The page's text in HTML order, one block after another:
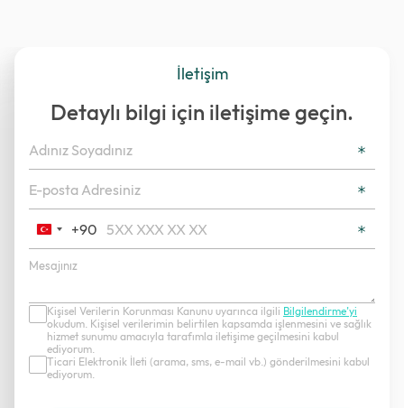
İletişim
Detaylı bilgi için iletişime geçin.
Turkey
+90
+90
Kişisel Verilerin Korunması Kanunu uyarınca ilgili Bilgilendirme’yi
okudum. Kişisel verilerimin belirtilen kapsamda işlenmesini ve sağlık
hizmet sunumu amacıyla tarafımla iletişime geçilmesini kabul
ediyorum.
Ticari Elektronik İleti (arama, sms, e-mail vb.) gönderilmesini kabul
ediyorum.